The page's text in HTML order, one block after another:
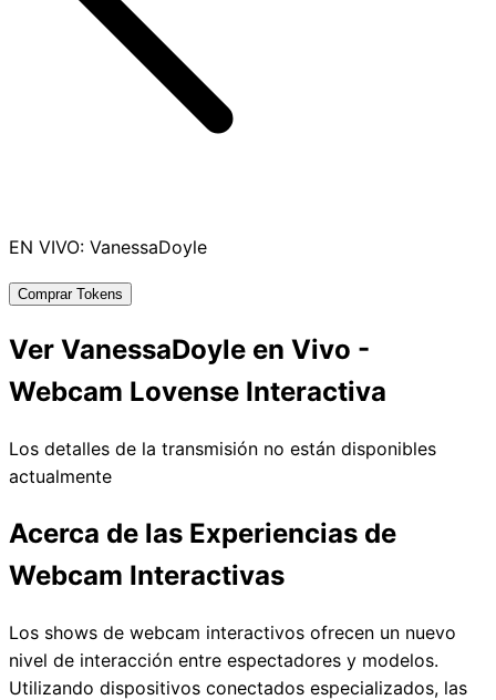
EN VIVO: VanessaDoyle
Comprar Tokens
Ver VanessaDoyle en Vivo -
Webcam Lovense Interactiva
Los detalles de la transmisión no están disponibles
actualmente
Acerca de las Experiencias de
Webcam Interactivas
Los shows de webcam interactivos ofrecen un nuevo
nivel de interacción entre espectadores y modelos.
Utilizando dispositivos conectados especializados, las